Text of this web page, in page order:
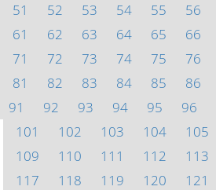
51
52 53 54 55 56
61
62 63 64 65 66
71
72 73 74 75 76
81
82 83 84 85 86
91
92 93 94 95 96
101
102 103 104 105
109
110 111 112 113
117
118 119 120 121